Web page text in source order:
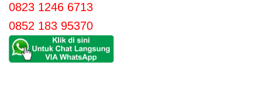
0823 1246 6713
0852 183 95370